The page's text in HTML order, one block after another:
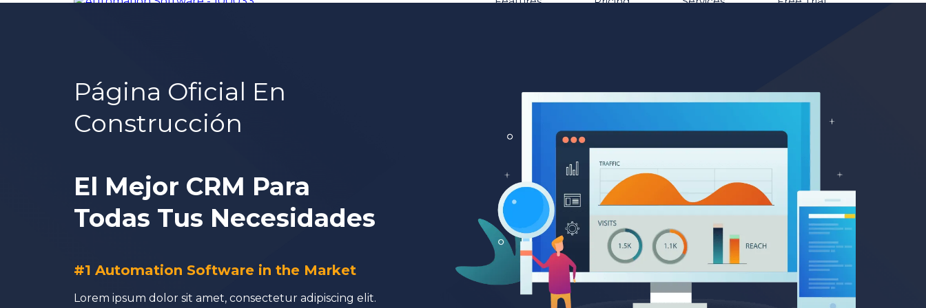
Página Oficial En
Construcción
El Mejor CRM Para
Todas Tus Necesidades
#1 Automation Software in the Market
Lorem ipsum dolor sit amet, consectetur adipiscing elit.